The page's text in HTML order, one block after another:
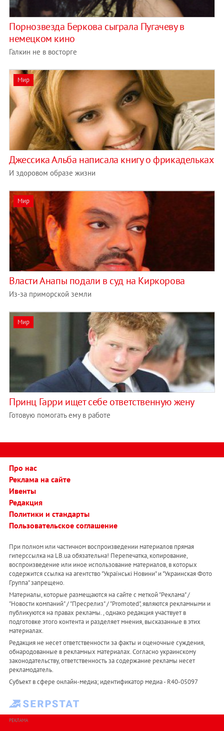
Порнозвезда Беркова сыграла Пугачеву в
немецком кино
Галкин не в восторге
Мир
Джессика Альба написала книгу о фрикадельках
И здоровом образе жизни
Мир
Власти Анапы подали в суд на Киркорова
Из-за приморской земли
Мир
Принц Гарри ищет себе ответственную жену
Готовую помогать ему в работе
Про нас
Реклама на сайте
Ивенты
Редакция
Политики и стандарты
Пользовательское соглашение
При полном или частичном воспроизведении материалов прямая
гиперссылка на LB.ua обязательна! Перепечатка, копирование,
воспроизведение или иное использование материалов, в которых
содержится ссылка на агентство "Українськi Новини" и "Украинская Фото
Группа" запрещено.
Материалы, которые размещаются на сайте с меткой "Реклама" /
"Новости компаний" / "Пресрелиз" / "Promoted", являются рекламными и
публикуются на правах рекламы. , однако редакция участвует в
подготовке этого контента и разделяет мнения, высказанные в этих
материалах.
Редакция не несет ответственности за факты и оценочные суждения,
обнародованные в рекламных материалах. Согласно украинскому
законодательству, ответственность за содержание рекламы несет
рекламодатель.
Субъект в сфере онлайн-медиа; идентификатор медиа - R40-05097
РЕКЛАМА